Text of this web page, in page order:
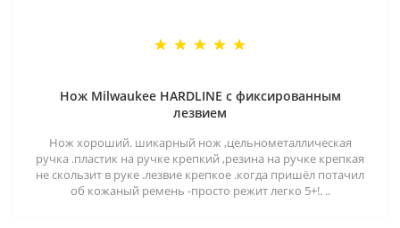
Нож Milwaukee HARDLINE с фиксированным
лезвием
Нож хороший. шикарный нож ,цельнометаллическая
ручка .пластик на ручке крепкий ,резина на ручке крепкая
не скользит в руке .лезвие крепкое .когда пришёл потачил
об кожаный ремень -просто режит легко 5+!. ..